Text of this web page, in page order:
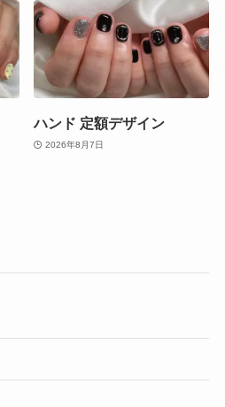
ハンド 定額デザイン
2026年8月7日